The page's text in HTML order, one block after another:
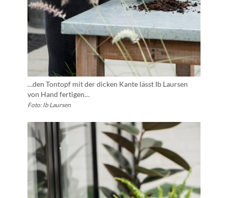
…den Tontopf mit der dicken Kante lässt Ib Laursen
von Hand fertigen…
Foto: Ib Laursen